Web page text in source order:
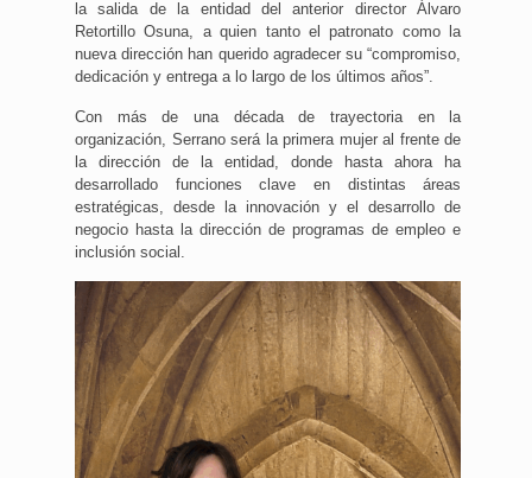
la salida de la entidad del anterior director Álvaro
Retortillo Osuna, a quien tanto el patronato como la
nueva dirección han querido agradecer su “compromiso,
dedicación y entrega a lo largo de los últimos años”.
Con más de una década de trayectoria en la
organización, Serrano será la primera mujer al frente de
la dirección de la entidad, donde hasta ahora ha
desarrollado funciones clave en distintas áreas
estratégicas, desde la innovación y el desarrollo de
negocio hasta la dirección de programas de empleo e
inclusión social.